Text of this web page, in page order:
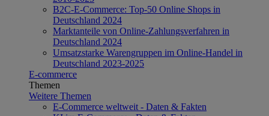
B2C-E-Commerce: Top-50 Online Shops in
Deutschland 2024
Marktanteile von Online-Zahlungsverfahren in
Deutschland 2024
Umsatzstarke Warengruppen im Online-Handel in
Deutschland 2023-2025
E-commerce
Themen
Weitere Themen
E-Commerce weltweit - Daten & Fakten